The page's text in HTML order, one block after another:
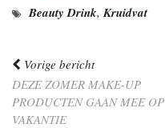
Beauty Drink, Kruidvat
Vorige bericht
DEZE ZOMER MAKE-UP
PRODUCTEN GAAN MEE OP
VAKANTIE